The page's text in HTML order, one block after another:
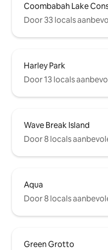
Coombabah Lake
Door 33 locals
Harley Park
Door 13 locals
Wave Break Island
Door 8 locals
Aqua
Door 8 locals
Green Grotto